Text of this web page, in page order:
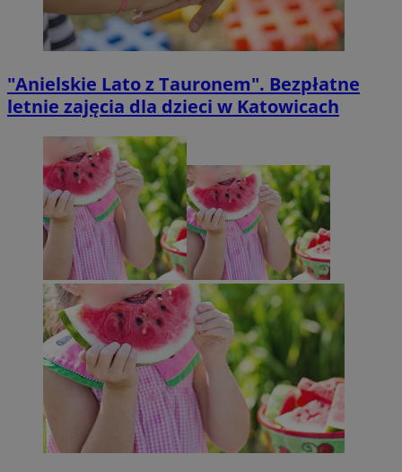
"Anielskie Lato z Tauronem". Bezpłatne
letnie zajęcia dla dzieci w Katowicach